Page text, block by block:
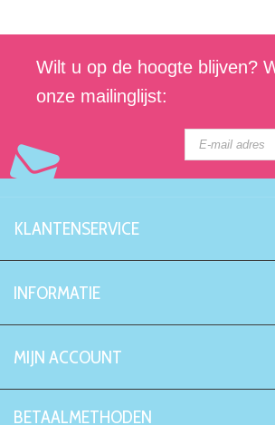
Wilt u op de hoogte blijven?
onze mailinglijst:
KLANTENSERVICE
INFORMATIE
MIJN ACCOUNT
BETAALMETHODEN